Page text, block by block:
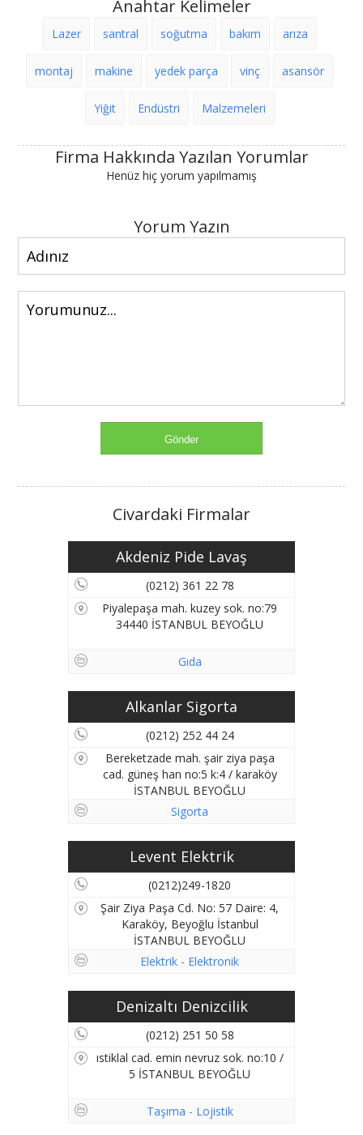
Anahtar Kelimeler
Lazer santral soğutma bakım arıza
montaj makine yedek parça vinç asansör
Yiğit Endüstri Malzemeleri
Firma Hakkında Yazılan Yorumlar
Henüz hiç yorum yapılmamış
Yorum Yazın
Civardaki Firmalar
Akdeniz Pide Lavaş
(0212) 361 22 78
Piyalepaşa mah. kuzey sok. no:79
34440 İSTANBUL BEYOĞLU
Gıda
Alkanlar Sigorta
(0212) 252 44 24
Bereketzade mah. şair ziya paşa
cad. güneş han no:5 k:4 / karaköy
İSTANBUL BEYOĞLU
Sigorta
Levent Elektrik
(0212)249-1820
Şair Ziya Paşa Cd. No: 57 Daire: 4,
Karaköy, Beyoğlu İstanbul
İSTANBUL BEYOĞLU
Elektrik - Elektronik
Denizaltı Denizcilik
(0212) 251 50 58
ıstiklal cad. emin nevruz sok. no:10 /
5 İSTANBUL BEYOĞLU
Taşıma - Lojistik